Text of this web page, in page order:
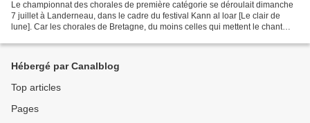
Le championnat des chorales de première catégorie se déroulait dimanche
7 juillet à Landerneau, dans le cadre du festival Kann al loar [Le clair de
lune]. Car les chorales de Bretagne, du moins celles qui mettent le chant
Hébergé par Canalblog
Top articles
Pages